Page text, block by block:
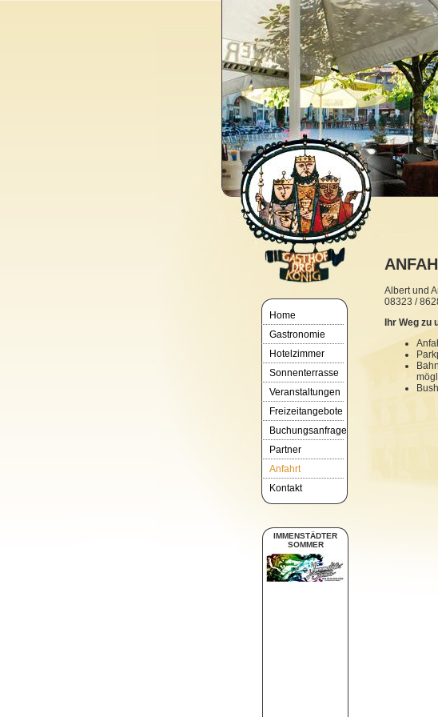
Home
Gastronomie
Hotelzimmer
Sonnenterrasse
Veranstaltungen
Freizeitangebote
Buchungsanfrage
Partner
Anfahrt
Kontakt
IMMENSTÄDTER
SOMMER
Albert und
08323 /
Ihr Weg zu